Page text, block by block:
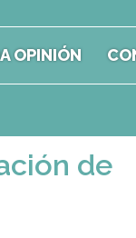
OPINIÓN
de